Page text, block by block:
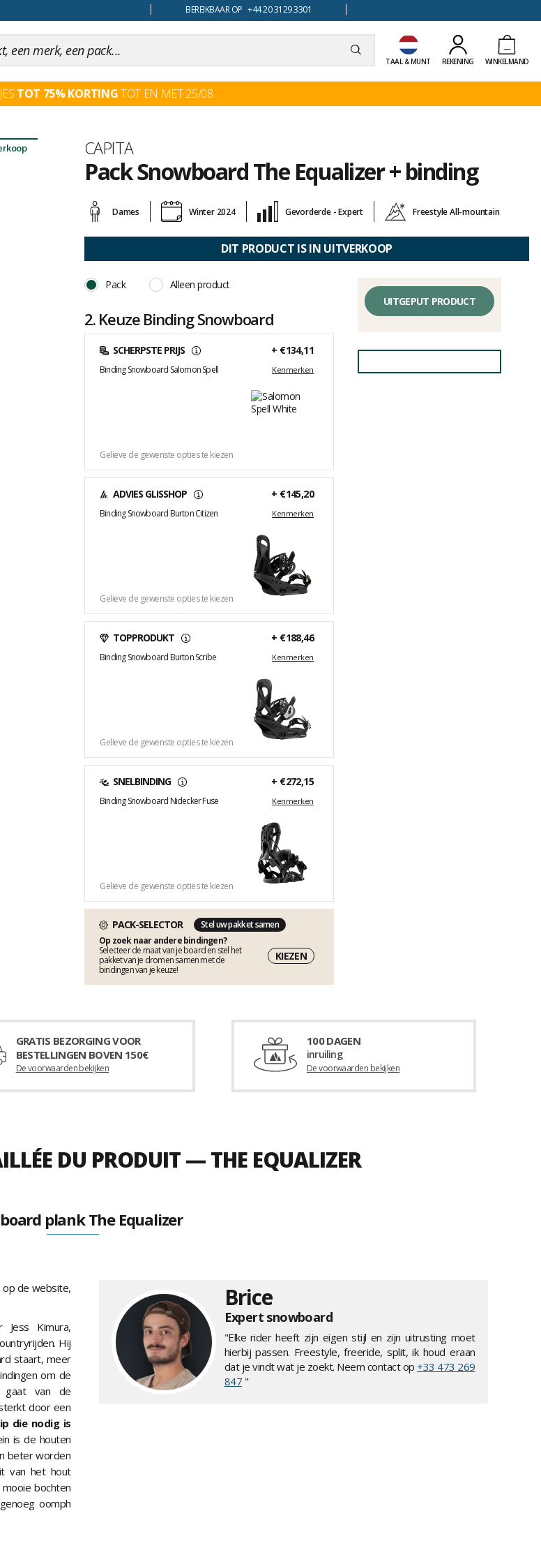
BEREIKBAAR OP +44 20 3129 3301
TAAL & MUNT REKENING WINKELMAND
TOT 75% KORTINGTOT EN MET 25/08
Merk
CAPITA
Pack Snowboard The Equalizer + binding
oordeel
van
Dames Winter 2024 Gevorderde - Expert Freestyle All-mountain
DIT PRODUCT IS IN UITVERKOOP
Pack Alleen product
2. Keuze Binding Snowboard
SCHERPSTE PRIJS + €134,11
Binding Snowboard Salomon Spell Kenmerken
Gelieve de gewenste opties te kiezen
ADVIES GLISSHOP + €145,20
Binding Snowboard Burton Citizen Kenmerken
Gelieve de gewenste opties te kiezen
TOPPRODUKT + €188,46
Binding Snowboard Burton Scribe Kenmerken
Gelieve de gewenste opties te kiezen
SNELBINDING + €272,15
Binding Snowboard Nidecker Fuse Kenmerken
Gelieve de gewenste opties te kiezen
PACK-SELECTOR
Stel uw pakket samen
Op zoek naar andere bindingen?
Selecteer de maat van je board en stel het
pakket van je dromen samen met de
bindingen van je keuze!
KIEZEN
UITGEPUT PRODUCT
GRATIS BEZORGING VOOR
BESTELLINGEN BOVEN 150€
De voorwaarden bekijken
100 DAGEN
inruiling
De voorwaarden bekijken
DU PRODUIT — THE EQUALIZER
plank The Equalizer
op de website,
Kimura,
Hij
staart, meer
om de
gaat van de
door een
die nodig is
is de houten
beter worden
van het hout
bochten
oomph
Brice
Expert snowboard
"Elke rider heeft zijn eigen stijl en zijn uitrusting moet
hierbij passen. Freestyle, freeride, split, ik houd eraan
dat je vindt wat je zoekt. Neem contact op +33 473 269
847 "